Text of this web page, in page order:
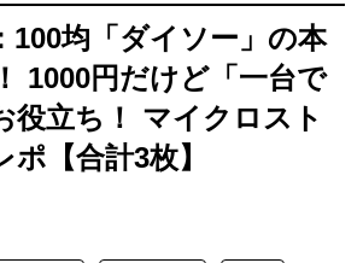
100均「ダイソー」の本
1000円だけど「一台で
役立ち！ マイクロスト
ポ【合計3枚】